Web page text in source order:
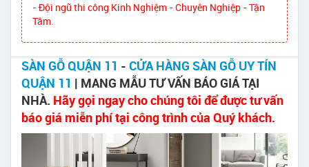
- Đội ngũ thi công Kinh Nghiệm - Chuyên Nghiệp - Tận
Tâm.
SÀN GỖ QUẬN 11 - CỬA HÀNG SÀN GỖ UY TÍN
QUẬN 11 | MANG MẪU TƯ VẤN BÁO GIÁ TẠI
NHÀ. Hãy gọi ngay cho chúng tôi để được tư vấn
báo giá miễn phí tại công trình của Quý khách.